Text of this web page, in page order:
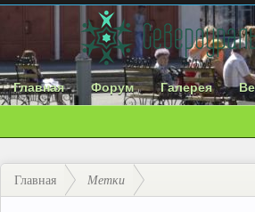
Главная Форум Галерея
Главная Метки